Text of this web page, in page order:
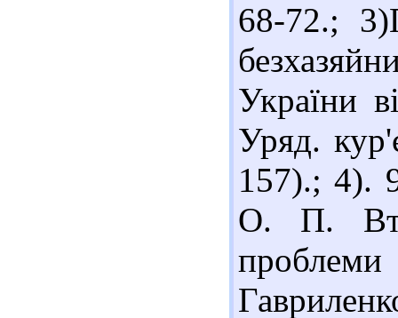
68-72.;
України
Уряд.
157).; 4).
О. П.